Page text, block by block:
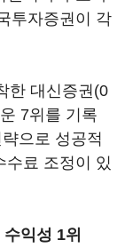
투자증권이 각
한 대신증권(0
7위를 기록
으로 성공적
수료 조정이 있
익성 1위